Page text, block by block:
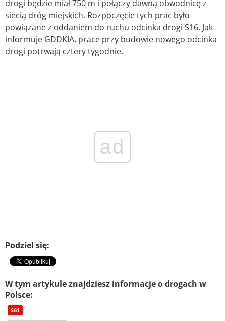
drogi będzie miał 750 m i połączy dawną obwodnicę z
siecią dróg miejskich. Rozpoczęcie tych prac było
powiązane z oddaniem do ruchu odcinka drogi S16. Jak
informuje GDDKIA, prace przy budowie nowego odcinka
drogi potrwają cztery tygodnie.
ad
Podziel się:
W tym artykule znajdziesz informacje o drogach w
Polsce:
S61